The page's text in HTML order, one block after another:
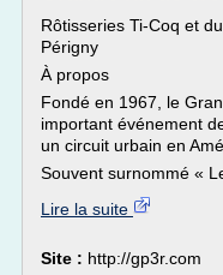
Rôtisseries Ti-Coq et
Périgny
À propos
Fondé en 1967, le
important événement
un circuit urbain en
Souvent surnommé «
Lire la suite
Site : http://gp3r.com